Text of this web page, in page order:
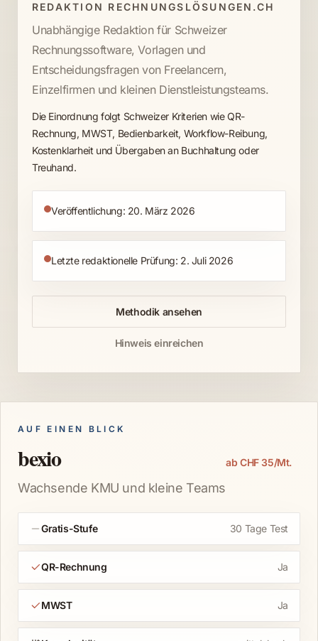
REDAKTION RECHNUNGSLÖSUNGEN.CH
Unabhängige Redaktion für Schweizer
Rechnungssoftware, Vorlagen und
Entscheidungsfragen von Freelancern,
Einzelfirmen und kleinen Dienstleistungsteams.
Die Einordnung folgt Schweizer Kriterien wie QR-
Rechnung, MWST, Bedienbarkeit, Workflow-Reibung,
Kostenklarheit und Übergaben an Buchhaltung oder
Treuhand.
Veröffentlichung: 20. März 2026
Letzte redaktionelle Prüfung: 2. Juli 2026
Methodik ansehen
Hinweis einreichen
AUF EINEN BLICK
bexio ab CHF 35/Mt.
Wachsende KMU und kleine Teams
Gratis-Stufe 30 Tage Test
QR-Rechnung Ja
MWST Ja